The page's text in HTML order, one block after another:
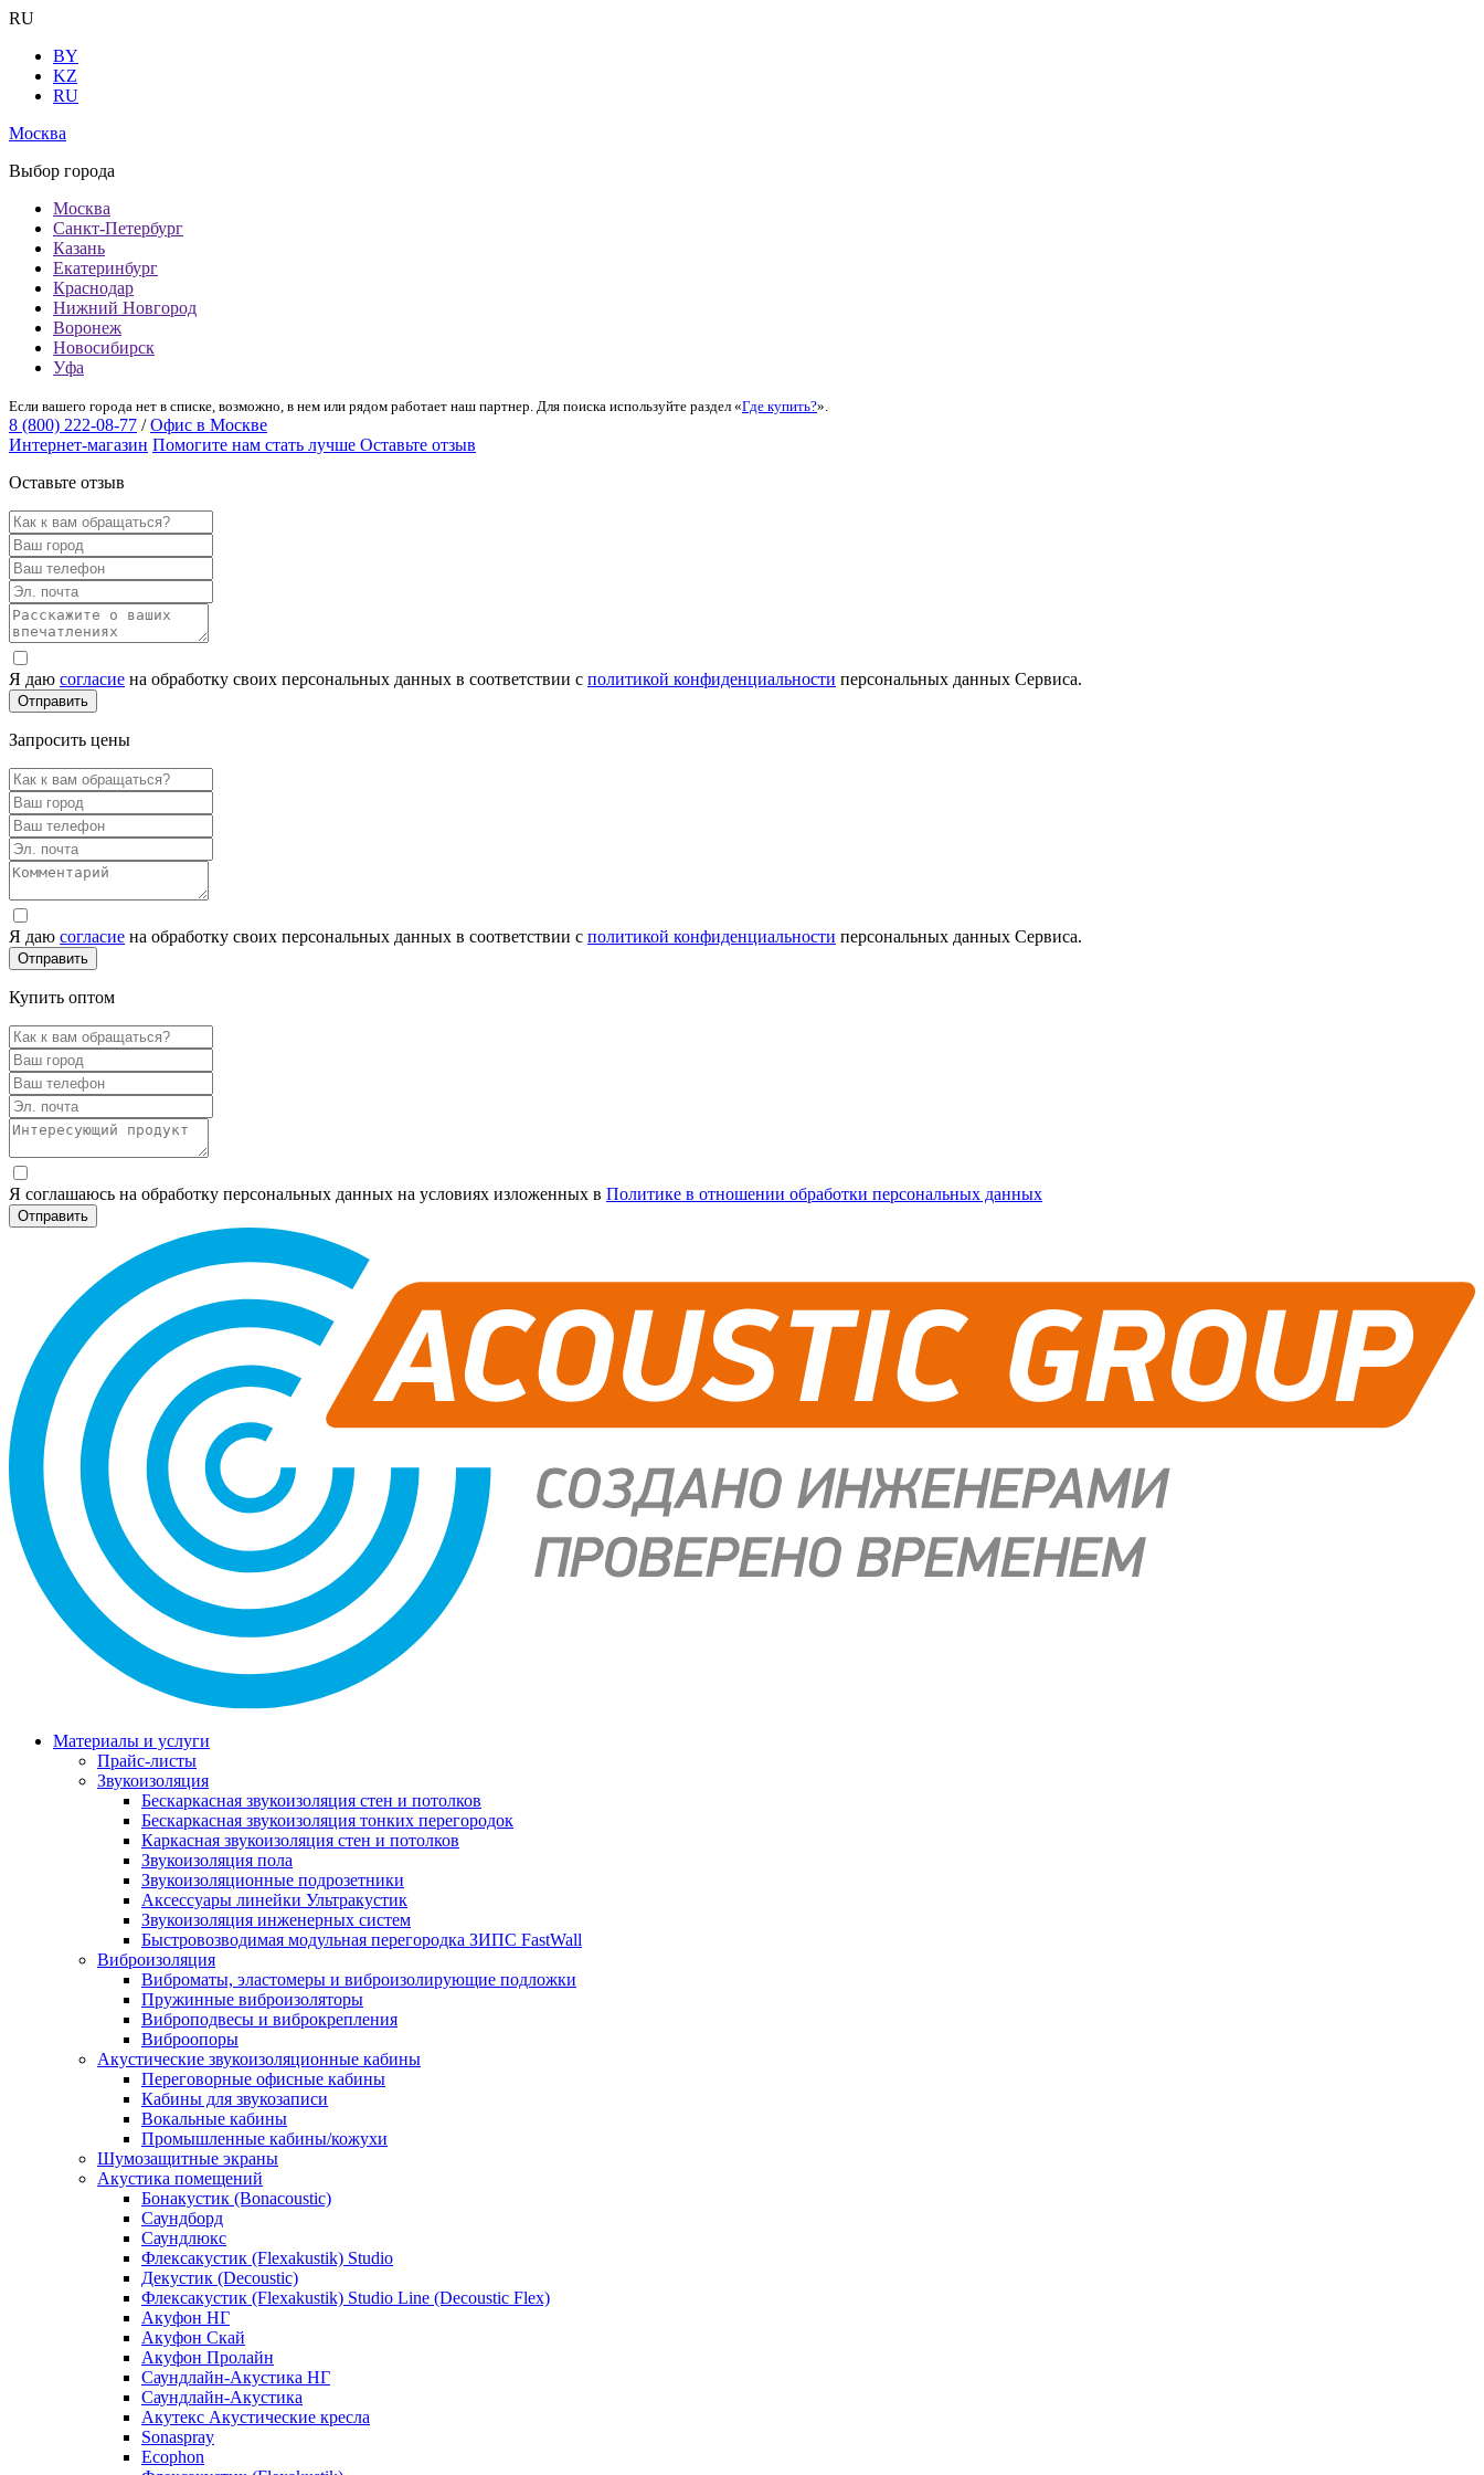
RU
BY
KZ
RU
Москва
Выбор города
Москва
Санкт-Петербург
Казань
Екатеринбург
Краснодар
Нижний Новгород
Воронеж
Новосибирск
Уфа
Если вашего города нет в списке, возможно, в нем или рядом работает наш партнер. Для поиска используйте раздел «Где купить?».
8 (800) 222-08-77 / Офис в Москве
Интернет-магазин Помогите нам стать лучше Оставьте отзыв
Оставьте отзыв
Я даю согласие на обработку своих персональных данных в соответствии с политикой конфиденциальности персональных данных Сервиса.
Запросить цены
Я даю согласие на обработку своих персональных данных в соответствии с политикой конфиденциальности персональных данных Сервиса.
Купить оптом
Я соглашаюсь на обработку персональных данных на условиях изложенных в Политике в отношении обработки персональных данных
Материалы и услуги
Прайс-листы
Звукоизоляция
Бескаркасная звукоизоляция стен и потолков
Бескаркасная звукоизоляция тонких перегородок
Каркасная звукоизоляция стен и потолков
Звукоизоляция пола
Звукоизоляционные подрозетники
Аксессуары линейки Ультракустик
Звукоизоляция инженерных систем
Быстровозводимая модульная перегородка ЗИПС FastWall
Виброизоляция
Виброматы, эластомеры и виброизолирующие подложки
Пружинные виброизоляторы
Виброподвесы и виброкрепления
Виброопоры
Акустические звукоизоляционные кабины
Переговорные офисные кабины
Кабины для звукозаписи
Вокальные кабины
Промышленные кабины/кожухи
Шумозащитные экраны
Акустика помещений
Бонакустик (Bonacoustic)
Саундборд
Саундлюкс
Флексакустик (Flexakustik) Studio
Декустик (Decoustic)
Флексакустик (Flexakustik) Studio Line (Decoustic Flex)
Акуфон НГ
Акуфон Скай
Акуфон Пролайн
Саундлайн-Акустика НГ
Саундлайн-Акустика
Акутекс Акустические кресла
Sonaspray
Ecophon